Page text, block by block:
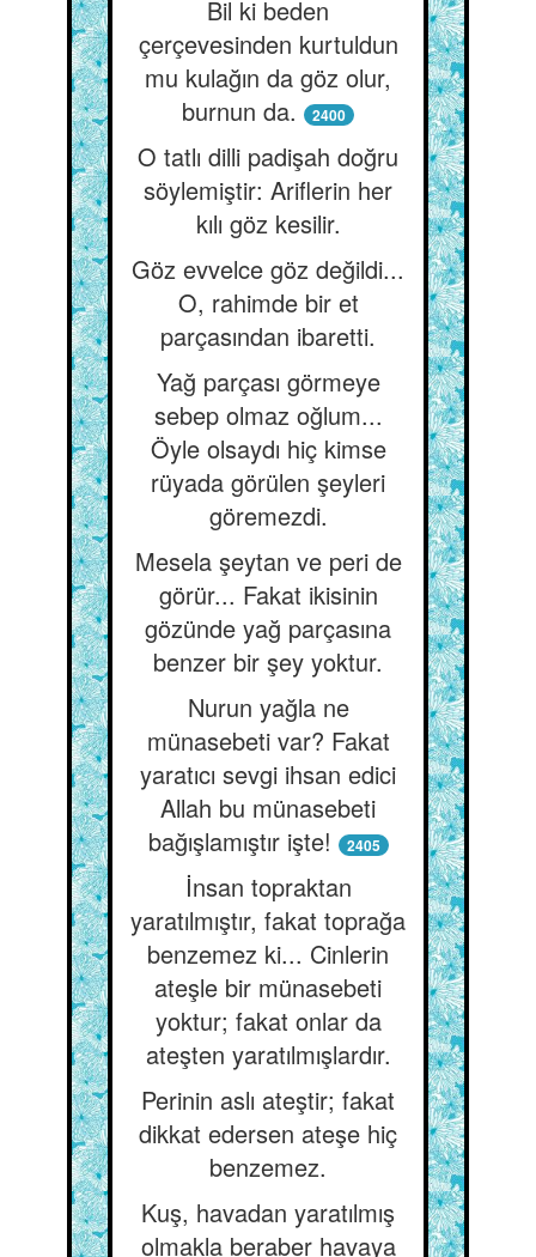
Bil ki beden
çerçevesinden kurtuldun
mu kulağın da göz olur,
burnun da.
2400
O tatlı dilli padişah doğru
söylemiştir: Ariflerin her
kılı göz kesilir.
Göz evvelce göz değildi...
O, rahimde bir et
parçasından ibaretti.
Yağ parçası görmeye
sebep olmaz oğlum...
Öyle olsaydı hiç kimse
rüyada görülen şeyleri
göremezdi.
Mesela şeytan ve peri de
görür... Fakat ikisinin
gözünde yağ parçasına
benzer bir şey yoktur.
Nurun yağla ne
münasebeti var? Fakat
yaratıcı sevgi ihsan edici
Allah bu münasebeti
bağışlamıştır işte!
2405
İnsan topraktan
yaratılmıştır, fakat toprağa
benzemez ki... Cinlerin
ateşle bir münasebeti
yoktur; fakat onlar da
ateşten yaratılmışlardır.
Perinin aslı ateştir; fakat
dikkat edersen ateşe hiç
benzemez.
Kuş, havadan yaratılmış
olmakla beraber havaya